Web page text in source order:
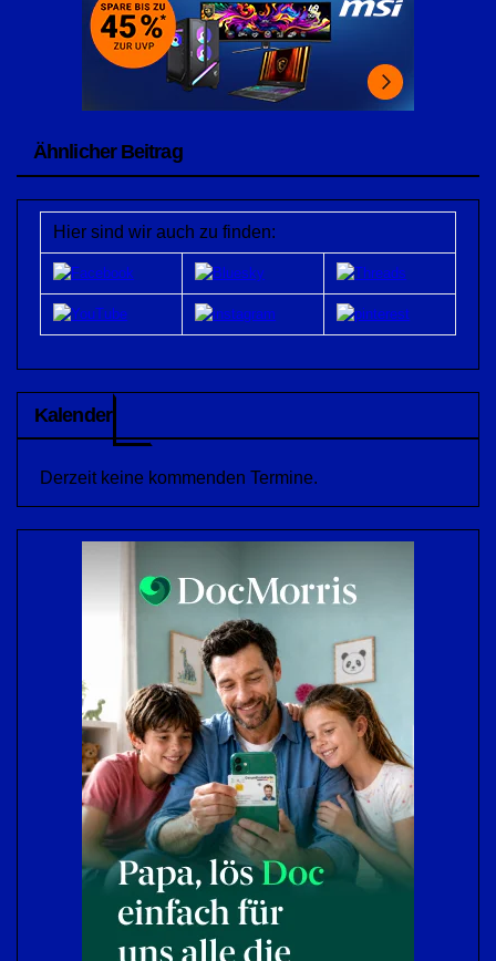
Ähnlicher Beitrag
Hier sind wir auch zu finden:
Kalender
Derzeit keine kommenden Termine.